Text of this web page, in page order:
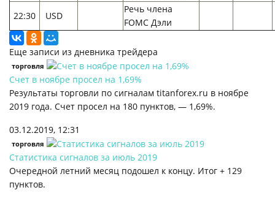
22:30 USD
Речь члена
FOMC Дэли
Еще записи из дневника трейдера
торговля
Счет в ноябре просел на 1,69%
Результаты торговли по сигналам titanforex.ru в ноябре
2019 года. Счет просел на 180 пунктов, — 1,69%.
03.12.2019, 12:31
торговля
Статистика сигналов за июль 2019
Очередной летний месяц подошел к концу. Итог + 129
пунктов.